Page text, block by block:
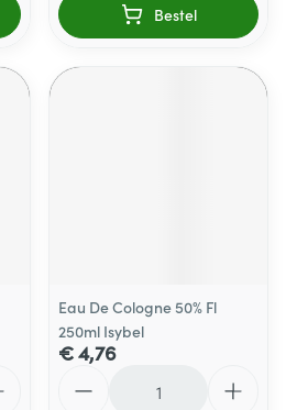
Bestel
Eau De Cologne 50% Fl
250ml Isybel
€ 4,76